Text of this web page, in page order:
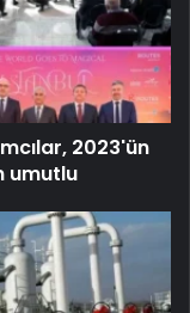
2023'ün
umutlu